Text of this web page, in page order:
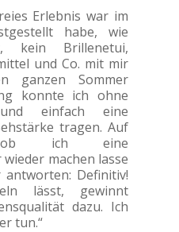
Erlebnis war im
habe, wie
kein Brillenetui,
und Co. mit mir
ganzen Sommer
konnte ich ohne
einfach eine
tragen. Auf
ich eine
machen lasse
Definitiv!
lässt, gewinnt
dazu. Ich
tun.“